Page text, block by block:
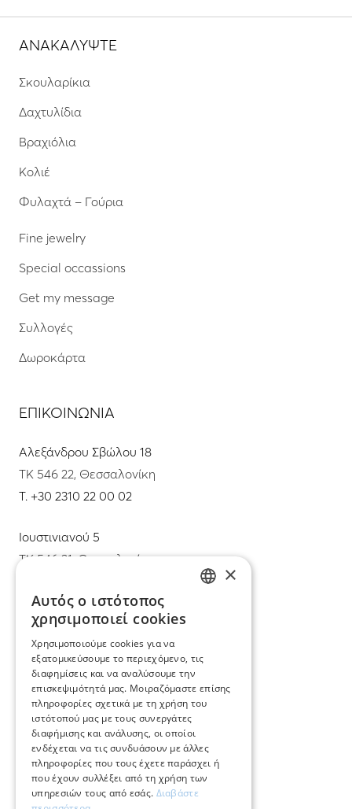
ΑΝΑΚΑΛΥΨΤΕ
Σκουλαρίκια
Δαχτυλίδια
Βραχιόλια
Κολιέ
Φυλαχτά – Γούρια
Fine jewelry
Special occassions
Get my message
Συλλογές
Δωροκάρτα
ΕΠΙΚΟΙΝΩΝΙΑ
Αλεξάνδρου Σβώλου 18
ΤΚ 546 22, Θεσσαλονίκη
T. +30 2310 22 00 02
Ιουστινιανού 5
ΤΚ 546 31, Θεσσαλονίκη
info@mimadastimargarita.gr
ΕΞΥΠΗΡΕΤΗΣΗ ΠΕΛΑΤΩΝ
Φροντίδα και επισκευή κοσμημάτων
Όροι χρήσης
Επιστροφές
Πολιτική πληρωμών
×
Αυτός ο ιστότοπος
χρησιμοποιεί cookies
Χρησιμοποιούμε cookies για να
εξατομικεύσουμε το περιεχόμενο, τις
διαφημίσεις και να αναλύσουμε την
επισκεψιμότητά μας. Μοιραζόμαστε επίσης
πληροφορίες σχετικά με τη χρήση του
ιστότοπού μας με τους συνεργάτες
διαφήμισης και ανάλυσης, οι οποίοι
ενδέχεται να τις συνδυάσουν με άλλες
πληροφορίες που τους έχετε παράσχει ή
που έχουν συλλέξει από τη χρήση των
υπηρεσιών τους από εσάς. Διαβάστε